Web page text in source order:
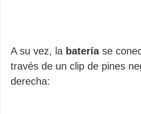
A su vez, la bateríase
través de un clip de pines
derecha: